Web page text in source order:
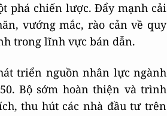
phá chiến lược. Đẩy mạnh cải
vướng mắc, rào cản về quy
trong lĩnh vực bán dẫn.
triển nguồn nhân lực ngành
Bộ sớm hoàn thiện và trình
thu hút các nhà đầu tư trên